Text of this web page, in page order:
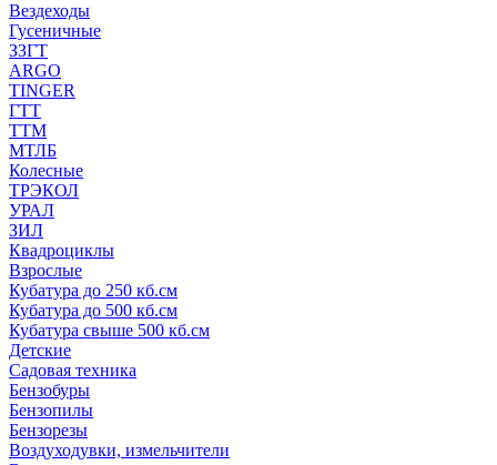
Вездеходы
Гусеничные
ЗЗГТ
ARGO
TINGER
ГТТ
ТТМ
МТЛБ
Колесные
ТРЭКОЛ
УРАЛ
ЗИЛ
Квадроциклы
Взрослые
Кубатура до 250 кб.см
Кубатура до 500 кб.см
Кубатура свыше 500 кб.см
Детские
Садовая техника
Бензобуры
Бензопилы
Бензорезы
Воздуходувки, измельчители